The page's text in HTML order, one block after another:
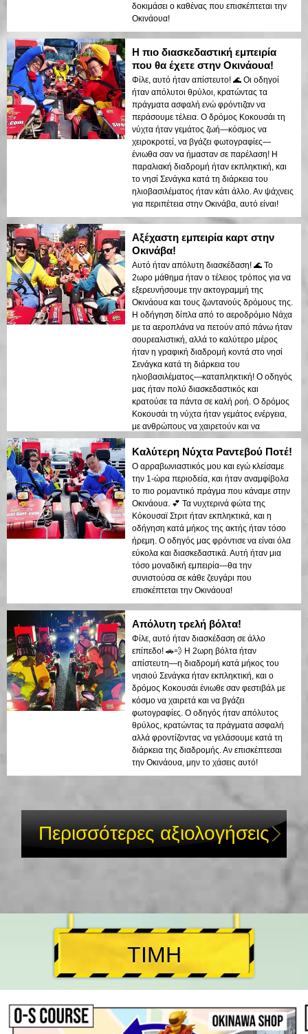
δοκιμάσει ο καθένας που επισκέπτεται την
Οκινάουα!
Η πιο διασκεδαστική εμπειρία
που θα έχετε στην Οκινάουα!
Φίλε, αυτό ήταν απίστευτο! 🌊 Οι οδηγοί
ήταν απόλυτοι θρύλοι, κρατώντας τα
πράγματα ασφαλή ενώ φρόντιζαν να
περάσουμε τέλεια. Ο δρόμος Κοκουσάι τη
νύχτα ήταν γεμάτος ζωή—κόσμος να
χειροκροτεί, να βγάζει φωτογραφίες—
ένιωθα σαν να ήμασταν σε παρέλαση! Η
παραλιακή διαδρομή ήταν εκπληκτική, και
το νησί Σενάγκα κατά τη διάρκεια του
ηλιοβασιλέματος ήταν κάτι άλλο. Αν ψάχνεις
για περιπέτεια στην Οκινάβα, αυτό είναι!
Αξέχαστη εμπειρία καρτ στην
Οκινάβα!
Αυτό ήταν απόλυτη διασκέδαση! 🌊 Το
2ωρο μάθημα ήταν ο τέλειος τρόπος για να
εξερευνήσουμε την ακτογραμμή της
Οκινάουα και τους ζωντανούς δρόμους της.
Η οδήγηση δίπλα από το αεροδρόμιο Νάχα
με τα αεροπλάνα να πετούν από πάνω ήταν
σουρεαλιστική, αλλά το καλύτερο μέρος
ήταν η γραφική διαδρομή κοντά στο νησί
Σενάγκα κατά τη διάρκεια του
ηλιοβασιλέματος—καταπληκτική! Ο οδηγός
μας ήταν πολύ διασκεδαστικός και
κρατούσε τα πάντα σε καλή ροή. Ο δρόμος
Κοκουσάι τη νύχτα ήταν γεμάτος ενέργεια,
με ανθρώπους να χαιρετούν και να
επευφημούν. Αν είστε στην Οκινάουα και
θέλετε μια περιπέτεια, αυτό είναι κάτι που
πρέπει να δοκιμάσετε!
Καλύτερη Νύχτα Ραντεβού Ποτέ!
Ο αρραβωνιαστικός μου και εγώ κλείσαμε
την 1-ώρα περιοδεία, και ήταν αναμφίβολα
το πιο ρομαντικό πράγμα που κάναμε στην
Οκινάουα. 💕 Τα νυχτερινά φώτα της
Κόκουσαϊ Στριτ ήταν εκπληκτικά, και η
οδήγηση κατά μήκος της ακτής ήταν τόσο
ήρεμη. Ο οδηγός μας φρόντισε να είναι όλα
εύκολα και διασκεδαστικά. Αυτή ήταν μια
τόσο μοναδική εμπειρία—θα την
συνιστούσα σε κάθε ζευγάρι που
επισκέπτεται την Οκινάουα!
Απόλυτη τρελή βόλτα!
Φίλε, αυτό ήταν διασκέδαση σε άλλο
επίπεδο! 🚗💨 Η 2ωρη βόλτα ήταν
απίστευτη—η διαδρομή κατά μήκος του
νησιού Σενάγκα ήταν εκπληκτική, και ο
δρόμος Κοκουσάι ένιωθε σαν φεστιβάλ με
κόσμο να χαιρετά και να βγάζει
φωτογραφίες. Ο οδηγός ήταν απόλυτος
θρύλος, κρατώντας τα πράγματα ασφαλή
αλλά φροντίζοντας να γελάσουμε κατά τη
διάρκεια της διαδρομής. Αν επισκέπτεσαι
την Οκινάουα, μην το χάσεις αυτό!
Περισσότερες αξιολογήσεις
ΤΙΜΗ